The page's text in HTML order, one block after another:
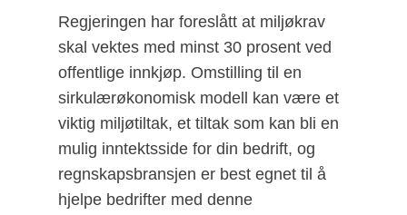
Regjeringen har foreslått at miljøkrav
skal vektes med minst 30 prosent ved
offentlige innkjøp. Omstilling til en
sirkulærøkonomisk modell kan være et
viktig miljøtiltak, et tiltak som kan bli en
mulig inntektsside for din bedrift, og
regnskapsbransjen er best egnet til å
hjelpe bedrifter med denne